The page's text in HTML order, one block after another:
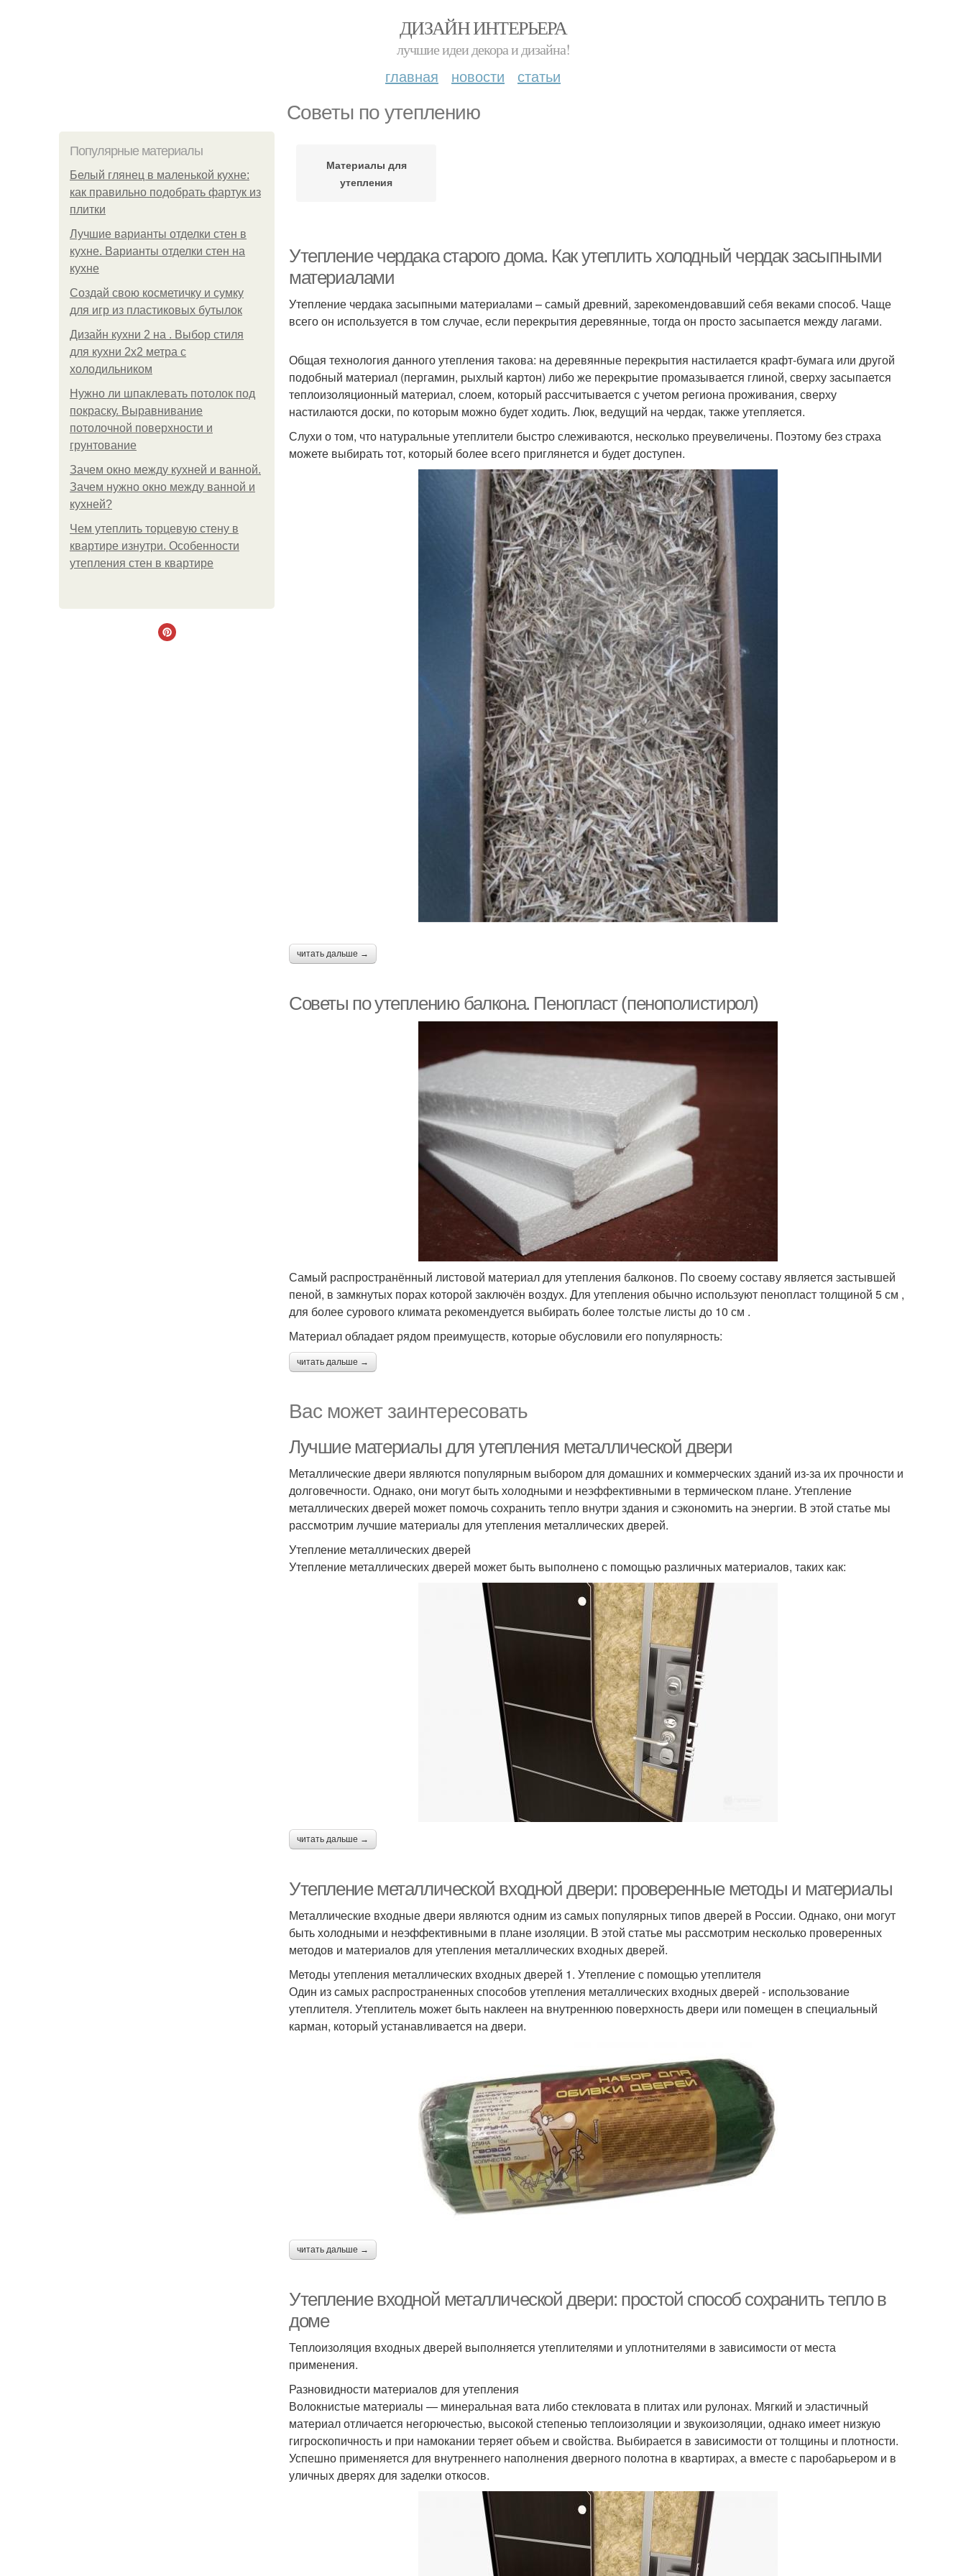
ДИЗАЙН ИНТЕРЬЕРА
лучшие идеи декора и дизайна!
главная новости статьи
Советы по утеплению
Популярные материалы
Белый глянец в маленькой кухне:
как правильно подобрать фартук из
плитки
Лучшие варианты отделки стен в
кухне. Варианты отделки стен на
кухне
Создай свою косметичку и сумку
для игр из пластиковых бутылок
Дизайн кухни 2 на . Выбор стиля
для кухни 2х2 метра с
холодильником
Нужно ли шпаклевать потолок под
покраску. Выравнивание
потолочной поверхности и
грунтование
Зачем окно между кухней и ванной.
Зачем нужно окно между ванной и
кухней?
Чем утеплить торцевую стену в
квартире изнутри. Особенности
утепления стен в квартире
Материалы для
утепления
Утепление чердака старого дома. Как утеплить холодный чердак засыпными
материалами
Утепление чердака засыпными материалами – самый древний, зарекомендовавший себя веками способ. Чаще
всего он используется в том случае, если перекрытия деревянные, тогда он просто засыпается между лагами.
Общая технология данного утепления такова: на деревянные перекрытия настилается крафт-бумага или другой
подобный материал (пергамин, рыхлый картон) либо же перекрытие промазывается глиной, сверху засыпается
теплоизоляционный материал, слоем, который рассчитывается с учетом региона проживания, сверху
настилаются доски, по которым можно будет ходить. Люк, ведущий на чердак, также утепляется.
Слухи о том, что натуральные утеплители быстро слеживаются, несколько преувеличены. Поэтому без страха
можете выбирать тот, который более всего приглянется и будет доступен.
читать дальше →
Советы по утеплению балкона. Пенопласт (пенополистирол)
Самый распространённый листовой материал для утепления балконов. По своему составу является застывшей
пеной, в замкнутых порах которой заключён воздух. Для утепления обычно используют пенопласт толщиной 5 см ,
для более сурового климата рекомендуется выбирать более толстые листы до 10 см .
Материал обладает рядом преимуществ, которые обусловили его популярность:
читать дальше →
Вас может заинтересовать
Лучшие материалы для утепления металлической двери
Металлические двери являются популярным выбором для домашних и коммерческих зданий из-за их прочности и
долговечности. Однако, они могут быть холодными и неэффективными в термическом плане. Утепление
металлических дверей может помочь сохранить тепло внутри здания и сэкономить на энергии. В этой статье мы
рассмотрим лучшие материалы для утепления металлических дверей.
Утепление металлических дверей
Утепление металлических дверей может быть выполнено с помощью различных материалов, таких как:
читать дальше →
Утепление металлической входной двери: проверенные методы и материалы
Металлические входные двери являются одним из самых популярных типов дверей в России. Однако, они могут
быть холодными и неэффективными в плане изоляции. В этой статье мы рассмотрим несколько проверенных
методов и материалов для утепления металлических входных дверей.
Методы утепления металлических входных дверей 1. Утепление с помощью утеплителя
Один из самых распространенных способов утепления металлических входных дверей - использование
утеплителя. Утеплитель может быть наклеен на внутреннюю поверхность двери или помещен в специальный
карман, который устанавливается на двери.
читать дальше →
Утепление входной металлической двери: простой способ сохранить тепло в
доме
Теплоизоляция входных дверей выполняется утеплителями и уплотнителями в зависимости от места
применения.
Разновидности материалов для утепления
Волокнистые материалы — минеральная вата либо стекловата в плитах или рулонах. Мягкий и эластичный
материал отличается негорючестью, высокой степенью теплоизоляции и звукоизоляции, однако имеет низкую
гигроскопичность и при намокании теряет объем и свойства. Выбирается в зависимости от толщины и плотности.
Успешно применяется для внутреннего наполнения дверного полотна в квартирах, а вместе с паробарьером и в
уличных дверях для заделки откосов.